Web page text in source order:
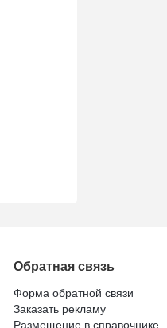
Обратная связь
Форма обратной связи
Заказать рекламу
Размещение в справочнике